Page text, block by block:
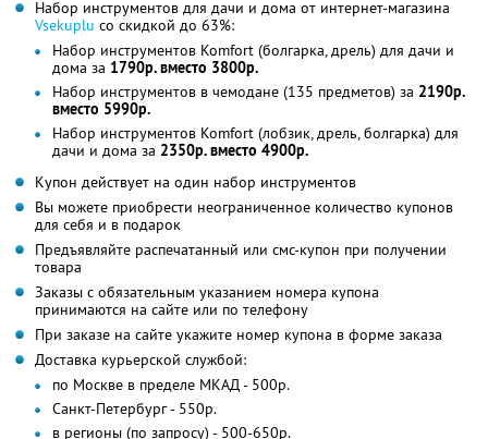
Набор инструментов для дачи и дома от интернет-магазина
Vsekuplu со скидкой до 63%:
Набор инструментов Komfort (болгарка, дрель) для дачи и
дома за 1790р. вместо 3800р.
Набор инструментов в чемодане (135 предметов) за 2190р.
вместо 5990р.
Набор инструментов Komfort (лобзик, дрель, болгарка) для
дачи и дома за 2350р. вместо 4900р.
Купон действует на один набор инструментов
Вы можете приобрести неограниченное количество купонов
для себя и в подарок
Предъявляйте распечатанный или смс-купон при получении
товара
Заказы с обязательным указанием номера купона
принимаются на сайте или по телефону
При заказе на сайте укажите номер купона в форме заказа
Доставка курьерской службой:
по Москве в пределе МКАД - 500р.
Санкт-Петербург - 550р.
в регионы (по запросу) - 500-650р.